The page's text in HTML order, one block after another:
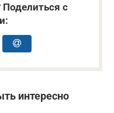
Поделиться с
интересно